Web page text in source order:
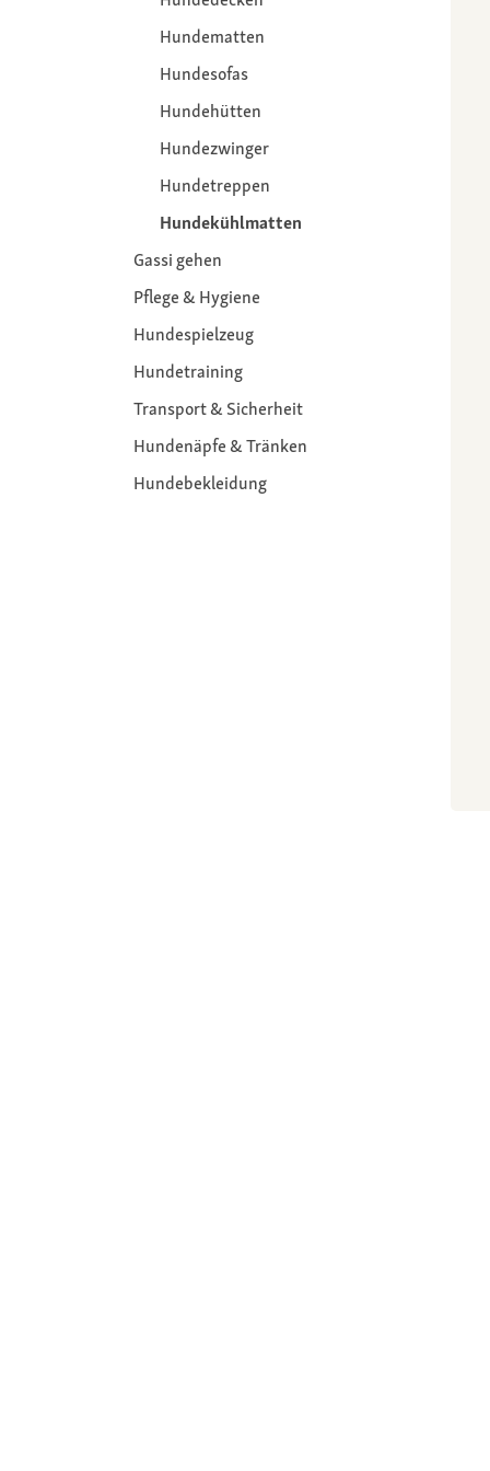
Hundematten
Hundesofas
Hundehütten
Hundezwinger
Hundetreppen
Hundekühlmatten
Gassi gehen
Pflege & Hygiene
Hundespielzeug
Hundetraining
Transport & Sicherheit
Hundenäpfe & Tränken
Hundebekleidung